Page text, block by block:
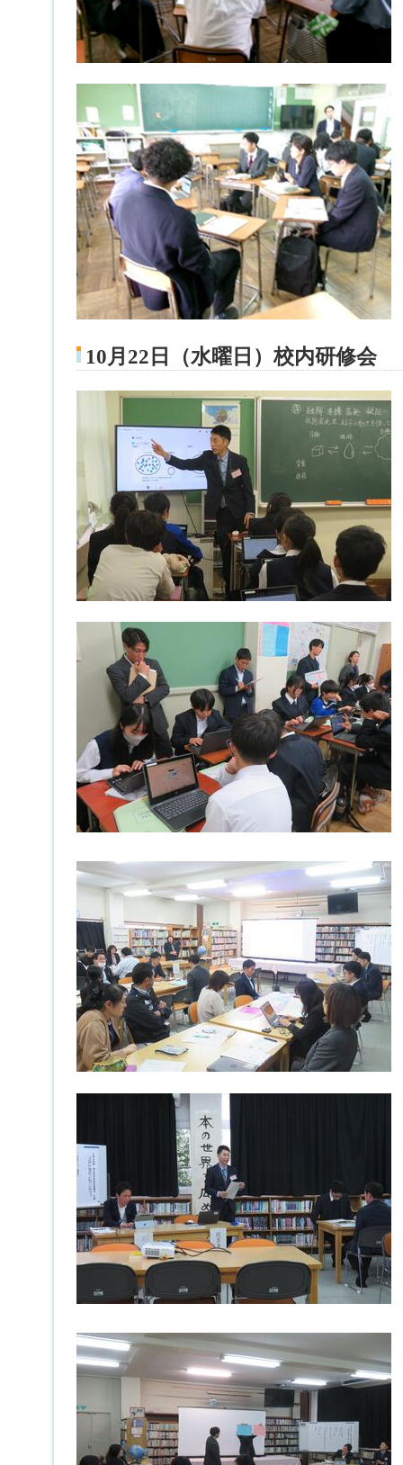
10月22日（水曜日）校内研修会